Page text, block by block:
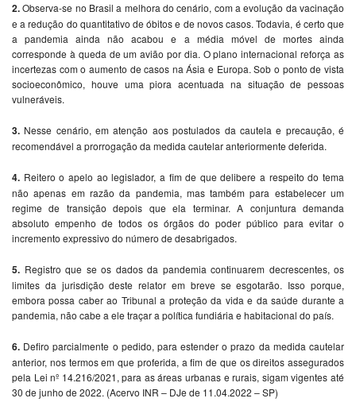
2.Observa-se no Brasil a melhora do cenário, com a evolução da vacinação
e a redução do quantitativo de óbitos e de novos casos. Todavia, é certo que
a pandemia ainda não acabou e a média móvel de mortes ainda
corresponde à queda de um avião por dia. O plano internacional reforça as
incertezas com o aumento de casos na Ásia e Europa. Sob o ponto de vista
socioeconômico, houve uma piora acentuada na situação de pessoas
vulneráveis.
3. Nesse cenário, em atenção aos postulados da cautela e precaução, é
recomendável a prorrogação da medida cautelar anteriormente deferida.
4. Reitero o apelo ao legislador, a fim de que delibere a respeito do tema
não apenas em razão da pandemia, mas também para estabelecer um
regime de transição depois que ela terminar. A conjuntura demanda
absoluto empenho de todos os órgãos do poder público para evitar o
incremento expressivo do número de desabrigados.
5. Registro que se os dados da pandemia continuarem decrescentes, os
limites da jurisdição deste relator em breve se esgotarão. Isso porque,
embora possa caber ao Tribunal a proteção da vida e da saúde durante a
pandemia, não cabe a ele traçar a política fundiária e habitacional do país.
6. Defiro parcialmente o pedido, para estender o prazo da medida cautelar
anterior, nos termos em que proferida, a fim de que os direitos assegurados
pela Lei nº 14.216/2021, para as áreas urbanas e rurais, sigam vigentes até
30 de junho de 2022. (Acervo INR – DJe de 11.04.2022 – SP)